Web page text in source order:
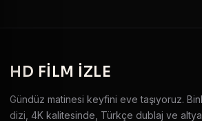
HD FILM IZLE
Gündüz matinesi keyfini eve taşıyoruz.
dizi, 4K kalitesinde, Türkçe dublaj ve